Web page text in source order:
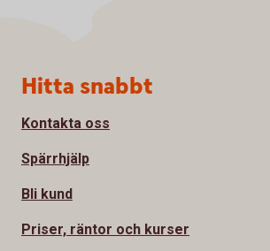
Sidfot
Hitta snabbt
Kontakta oss
Spärrhjälp
Bli kund
Priser, räntor och kurser